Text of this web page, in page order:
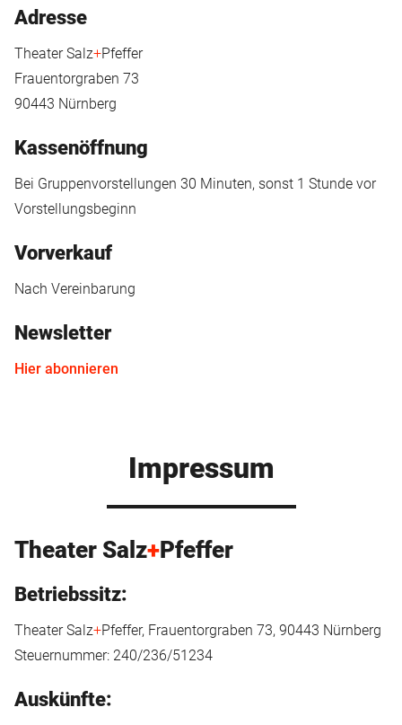
Adresse
Theater Salz+Pfeffer
Frauentorgraben 73
90443 Nürnberg
Kassenöffnung
Bei Gruppenvorstellungen 30 Minuten, sonst 1 Stunde vor
Vorstellungsbeginn
Vorverkauf
Nach Vereinbarung
Newsletter
Hier abonnieren
Impressum
Theater Salz+Pfeffer
Betriebssitz:
Theater Salz+Pfeffer, Frauentorgraben 73, 90443 Nürnberg
Steuernummer: 240/236/51234
Auskünfte: